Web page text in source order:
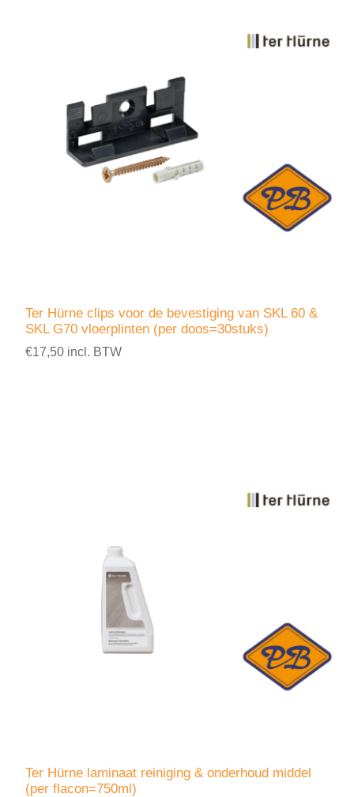
Ter Hürne clips voor de bevestiging van SKL 60 &
SKL G70 vloerplinten (per doos=30stuks)
€17,50 incl. BTW
Ter Hürne laminaat reiniging & onderhoud middel
(per flacon=750ml)